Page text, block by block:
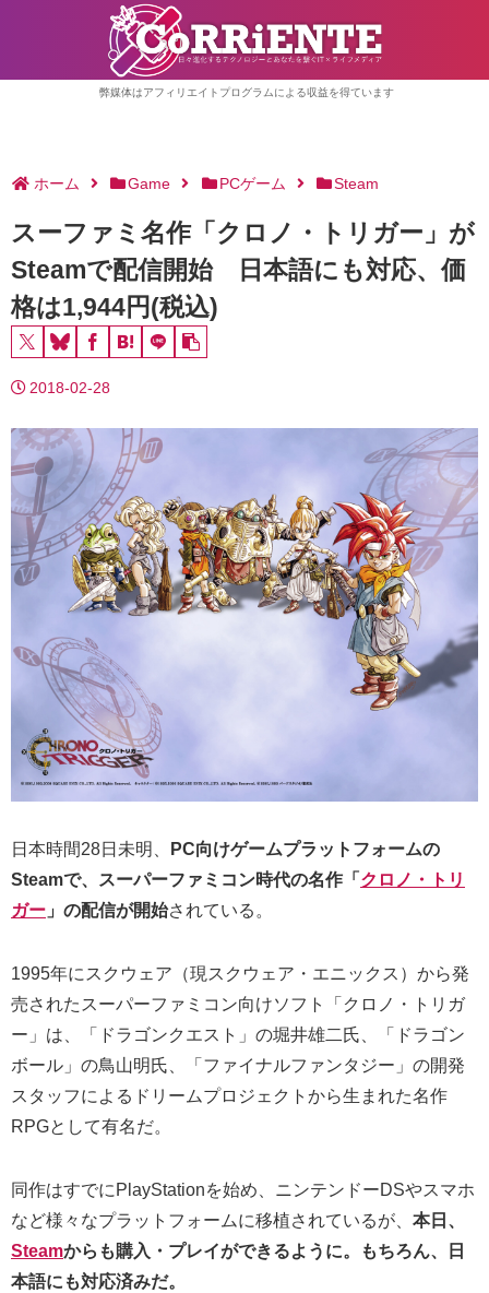
弊媒体はアフィリエイトプログラムによる収益を得ています
ホーム Game PCゲーム Steam
スーファミ名作「クロノ・トリガー」が
Steamで配信開始 日本語にも対応、価
格は1,944円(税込)
2018-02-28
日本時間28日未明、
PC向けゲームプラットフォームの
Steamで、スーパーファミコン時代の名作「 クロノ・トリ
ガー 」の配信が開始されている。
1995年にスクウェア（現スクウェア・エニックス）から発
売されたスーパーファミコン向けソフト「クロノ・トリガ
ー」は、「ドラゴンクエスト」の堀井雄二氏、「ドラゴン
ボール」の鳥山明氏、「ファイナルファンタジー」の開発
スタッフによるドリームプロジェクトから生まれた名作
RPGとして有名だ。
同作はすでにPlayStationを始め、ニンテンドーDSやスマホ
など様々なプラットフォームに移植されているが、 本日、
Steamからも購入・プレイができるように。もちろん、日
本語にも対応済みだ。